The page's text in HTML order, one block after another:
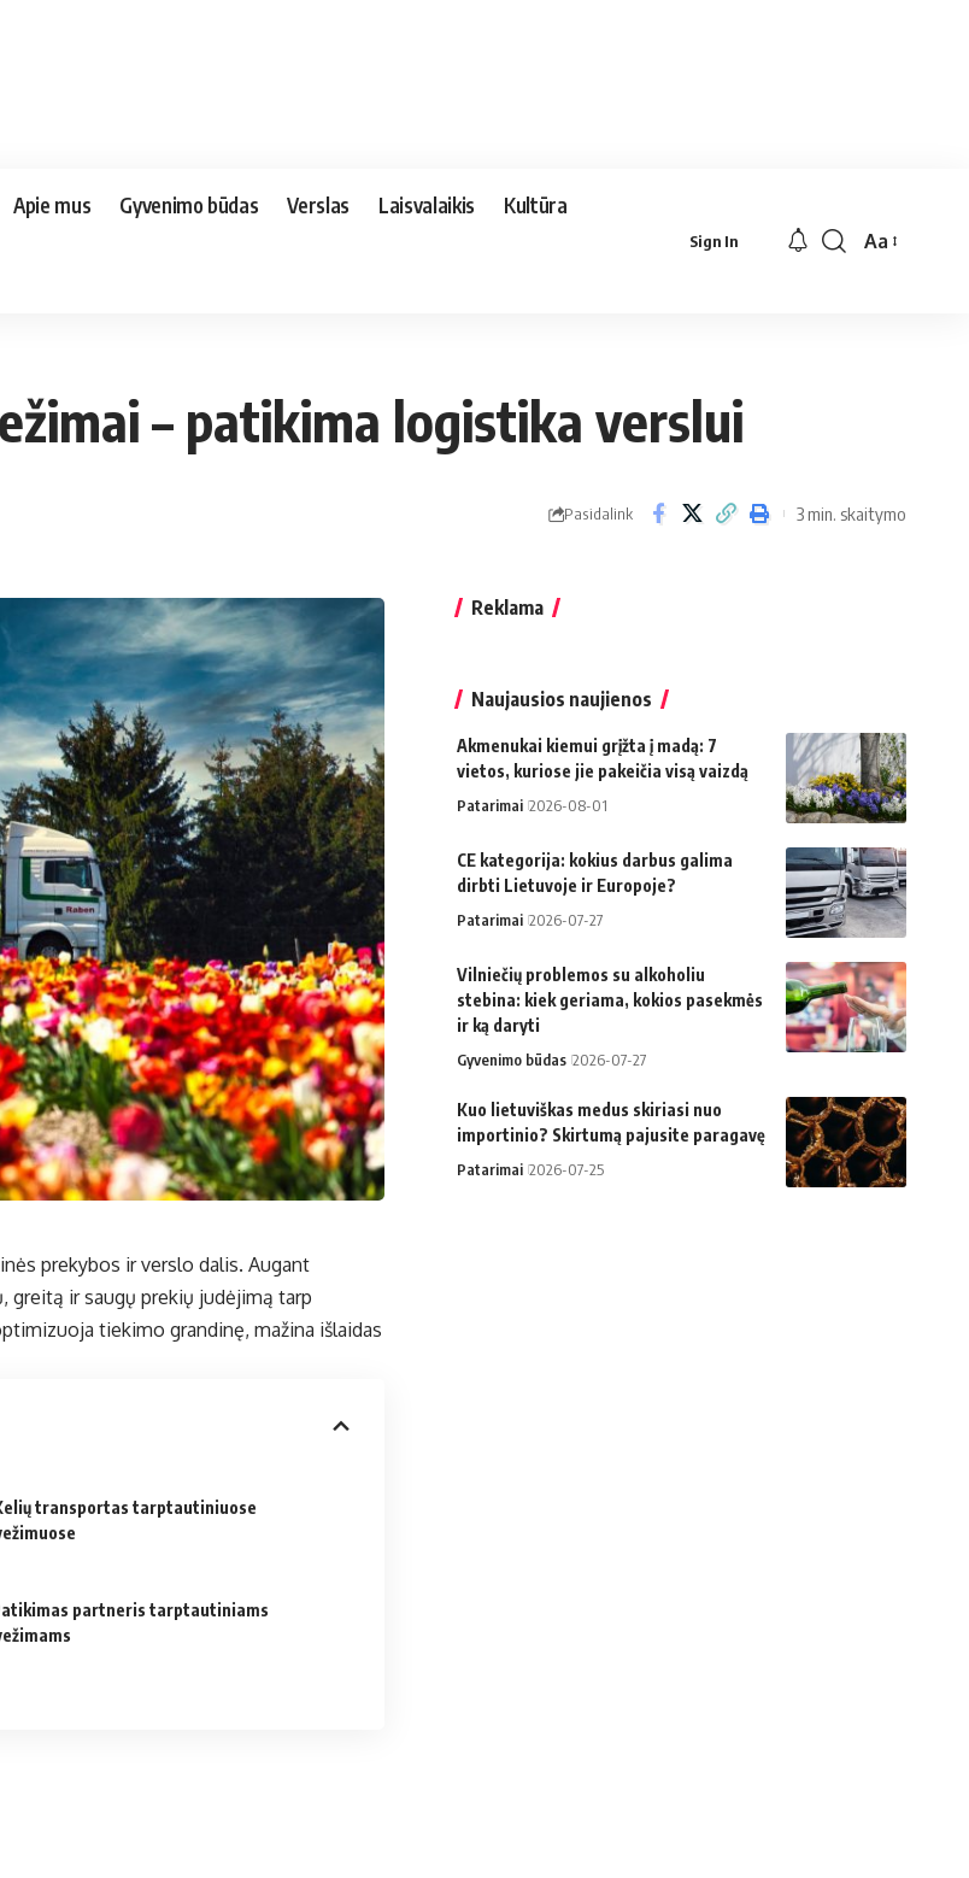
Apie mus Gyvenimo būdas Verslas Laisvalaikis Kultūra
Sign In
Font
Aa
– patikima logistika verslui
Pasidalink 3 min. skaitymo
prekybos ir verslo dalis. Augant
ir saugų prekių judėjimą tarp
tiekimo grandinę, mažina išlaidas
transportas tarptautiniuose
partneris tarptautiniams
Reklama
Naujausios naujienos
Akmenukai kiemui grįžta į madą: 7
vietos, kuriose jie pakeičia visą vaizdą
Patarimai 2026-08-01
CE kategorija: kokius darbus galima
dirbti Lietuvoje ir Europoje?
Patarimai 2026-07-27
Vilniečių problemos su alkoholiu
stebina: kiek geriama, kokios pasekmės
ir ką daryti
Gyvenimo būdas 2026-07-27
Kuo lietuviškas medus skiriasi nuo
importinio? Skirtumą pajusite paragavę
Patarimai 2026-07-25